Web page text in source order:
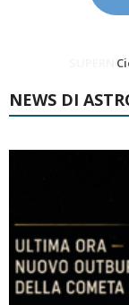
Le Comete del
NEWS DI